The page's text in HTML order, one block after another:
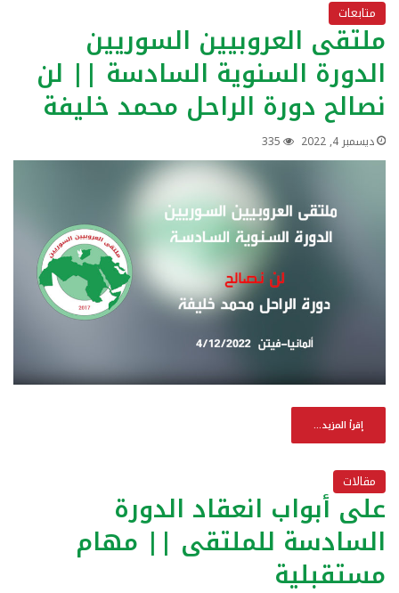
متابعات
ملتقى العروبيين السوريين
الدورة السنوية السادسة || لن
نصالح دورة الراحل محمد خليفة
ديسمبر 4, 2022 335
إقرأ المزيد...
مقالات
على أبواب انعقاد الدورة
السادسة للملتقى || مهام
مستقبلية